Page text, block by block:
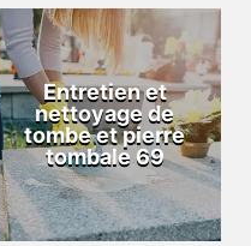
Entretien et
nettoyage de
tombe et pierre
tombale 69